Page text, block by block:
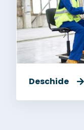
Deschide